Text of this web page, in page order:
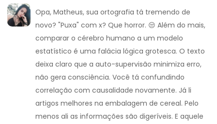
Opa, Matheus, sua ortografia tá tremendo de
novo? "Puxa" com x? Que horror. 😒 Além do mais,
comparar o cérebro humano a um modelo
estatístico é uma falácia lógica grotesca. O texto
deixa claro que a auto-supervisão minimiza erro,
não gera consciência. Você tá confundindo
correlação com causalidade novamente. Já li
artigos melhores na embalagem de cereal. Pelo
menos ali as informações são digeríveis. E aquele